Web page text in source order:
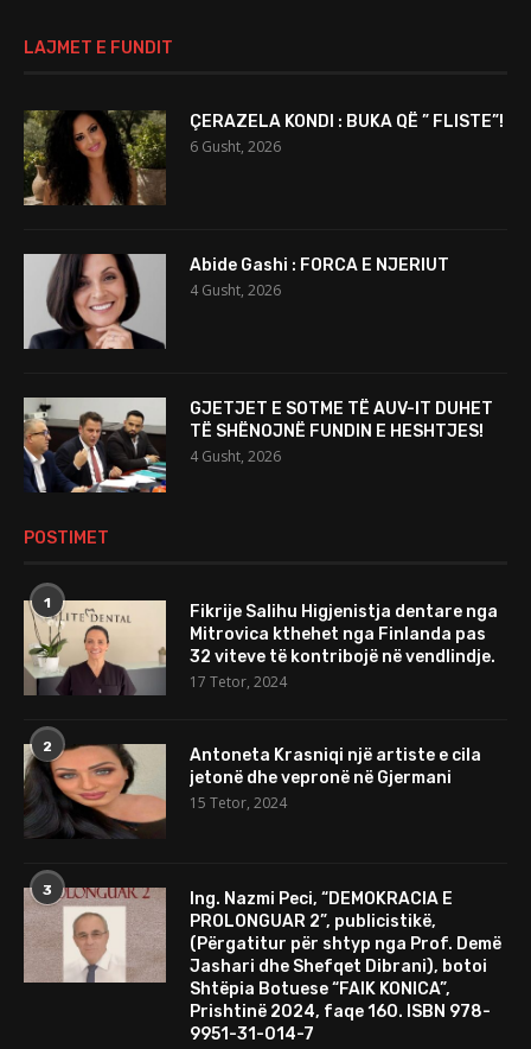
LAJMET E FUNDIT
ÇERAZELA KONDI : BUKA QË ” FLISTE”!
6 Gusht, 2026
Abide Gashi : FORCA E NJERIUT
4 Gusht, 2026
GJETJET E SOTME TË AUV-IT DUHET
TË SHËNOJNË FUNDIN E HESHTJES!
4 Gusht, 2026
POSTIMET
1
Fikrije Salihu Higjenistja dentare nga
Mitrovica kthehet nga Finlanda pas
32 viteve të kontribojë në vendlindje.
17 Tetor, 2024
2
Antoneta Krasniqi një artiste e cila
jetonë dhe vepronë në Gjermani
15 Tetor, 2024
3
Ing. Nazmi Peci, “DEMOKRACIA E
PROLONGUAR 2”, publicistikë,
(Përgatitur për shtyp nga Prof. Demë
Jashari dhe Shefqet Dibrani), botoi
Shtëpia Botuese “FAIK KONICA”,
Prishtinë 2024, faqe 160. ISBN 978-
9951-31-014-7